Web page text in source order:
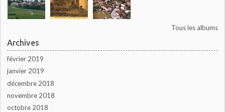
Tous les albums
Archives
février 2019
janvier 2019
décembre 2018
novembre 2018
octobre 2018